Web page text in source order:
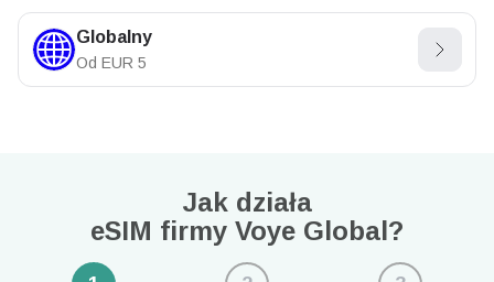
Globalny
Od EUR 5
Jak działa
eSIM firmy Voye Global?